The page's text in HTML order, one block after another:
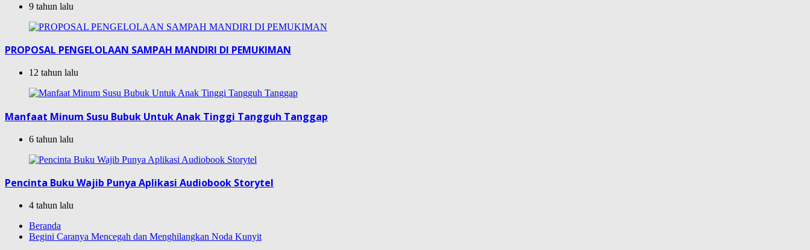
9 tahun lalu
PROPOSAL PENGELOLAAN SAMPAH MANDIRI DI PEMUKIMAN
12 tahun lalu
Manfaat Minum Susu Bubuk Untuk Anak Tinggi Tangguh Tanggap
6 tahun lalu
Pencinta Buku Wajib Punya Aplikasi Audiobook Storytel
4 tahun lalu
Beranda
Begini Caranya Mencegah dan Menghilangkan Noda Kunyit